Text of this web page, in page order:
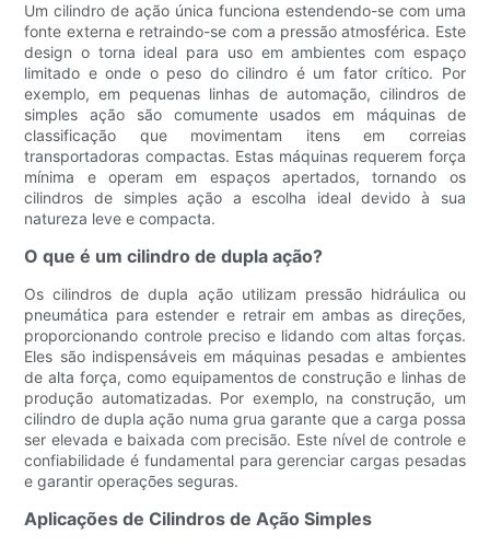
Um cilindro de ação única funciona estendendo-se com uma
fonte externa e retraindo-se com a pressão atmosférica. Este
design o torna ideal para uso em ambientes com espaço
limitado e onde o peso do cilindro é um fator crítico. Por
exemplo, em pequenas linhas de automação, cilindros de
simples ação são comumente usados ​​em máquinas de
classificação que movimentam itens em correias
transportadoras compactas. Estas máquinas requerem força
mínima e operam em espaços apertados, tornando os
cilindros de simples ação a escolha ideal devido à sua
natureza leve e compacta.
O que é um cilindro de dupla ação?
Os cilindros de dupla ação utilizam pressão hidráulica ou
pneumática para estender e retrair em ambas as direções,
proporcionando controle preciso e lidando com altas forças.
Eles são indispensáveis ​​em máquinas pesadas e ambientes
de alta força, como equipamentos de construção e linhas de
produção automatizadas. Por exemplo, na construção, um
cilindro de dupla ação numa grua garante que a carga possa
ser elevada e baixada com precisão. Este nível de controle e
confiabilidade é fundamental para gerenciar cargas pesadas
e garantir operações seguras.
Aplicações de Cilindros de Ação Simples